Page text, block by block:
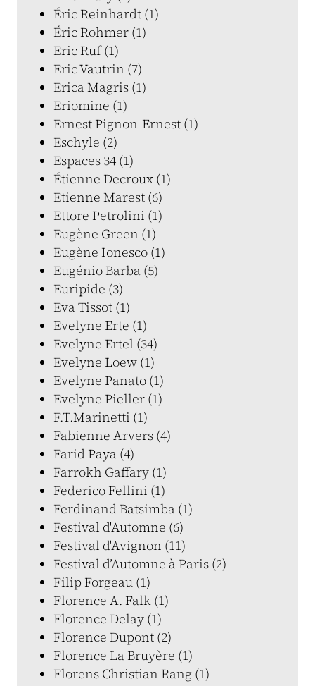
Éric Reinhardt (1)
Éric Rohmer (1)
Eric Ruf (1)
Eric Vautrin (7)
Erica Magris (1)
Eriomine (1)
Ernest Pignon-Ernest (1)
Eschyle (2)
Espaces 34 (1)
Étienne Decroux (1)
Etienne Marest (6)
Ettore Petrolini (1)
Eugène Green (1)
Eugène Ionesco (1)
Eugénio Barba (5)
Euripide (3)
Eva Tissot (1)
Evelyne Erte (1)
Evelyne Ertel (34)
Evelyne Loew (1)
Evelyne Panato (1)
Evelyne Pieller (1)
F.T.Marinetti (1)
Fabienne Arvers (4)
Farid Paya (4)
Farrokh Gaffary (1)
Federico Fellini (1)
Ferdinand Batsimba (1)
Festival d'Automne (6)
Festival d'Avignon (11)
Festival d’Automne à Paris (2)
Filip Forgeau (1)
Florence A. Falk (1)
Florence Delay (1)
Florence Dupont (2)
Florence La Bruyère (1)
Florens Christian Rang (1)